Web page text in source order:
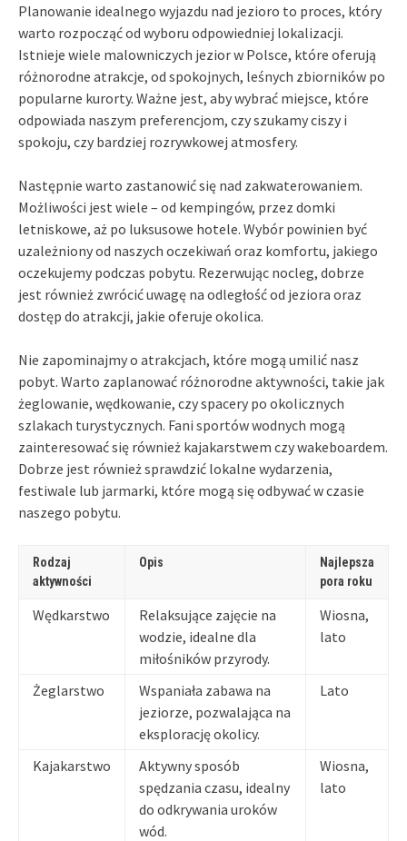
Planowanie idealnego wyjazdu nad jezioro to proces, który
warto rozpocząć od wyboru odpowiedniej lokalizacji.
Istnieje wiele malowniczych jezior w Polsce, które oferują
różnorodne atrakcje, od spokojnych, leśnych zbiorników po
popularne kurorty. Ważne jest, aby wybrać miejsce, które
odpowiada naszym preferencjom, czy szukamy ciszy i
spokoju, czy bardziej rozrywkowej atmosfery.
Następnie warto zastanowić się nad zakwaterowaniem.
Możliwości jest wiele – od kempingów, przez domki
letniskowe, aż po luksusowe hotele. Wybór powinien być
uzależniony od naszych oczekiwań oraz komfortu, jakiego
oczekujemy podczas pobytu. Rezerwując nocleg, dobrze
jest również zwrócić uwagę na odległość od jeziora oraz
dostęp do atrakcji, jakie oferuje okolica.
Nie zapominajmy o atrakcjach, które mogą umilić nasz
pobyt. Warto zaplanować różnorodne aktywności, takie jak
żeglowanie, wędkowanie, czy spacery po okolicznych
szlakach turystycznych. Fani sportów wodnych mogą
zainteresować się również kajakarstwem czy wakeboardem.
Dobrze jest również sprawdzić lokalne wydarzenia,
festiwale lub jarmarki, które mogą się odbywać w czasie
naszego pobytu.
Rodzaj
aktywności
Opis
Najlepsza
pora roku
Wędkarstwo
Relaksujące zajęcie na
wodzie, idealne dla
miłośników przyrody.
Wiosna,
lato
Żeglarstwo
Wspaniała zabawa na
jeziorze, pozwalająca na
eksplorację okolicy.
Lato
Kajakarstwo
Aktywny sposób
spędzania czasu, idealny
do odkrywania uroków
wód.
Wiosna,
lato